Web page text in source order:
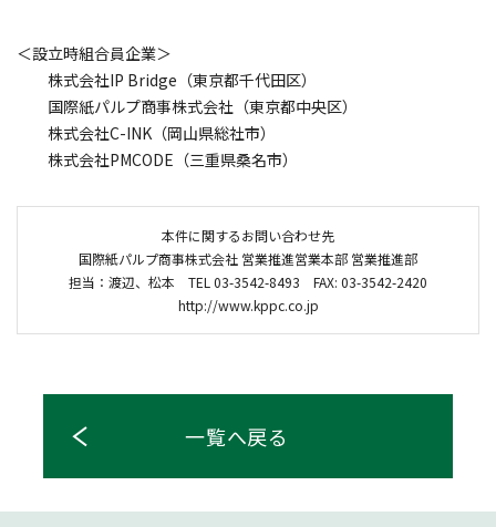
＜設立時組合員企業＞
株式会社IP Bridge（東京都千代田区）
国際紙パルプ商事株式会社（東京都中央区）
株式会社C-INK（岡山県総社市）
株式会社PMCODE（三重県桑名市）
本件に関するお問い合わせ先
国際紙パルプ商事株式会社 営業推進営業本部 営業推進部
担当：渡辺、松本 TEL 03-3542-8493 FAX: 03-3542-2420
http://www.kppc.co.jp
一覧へ戻る